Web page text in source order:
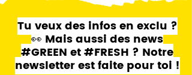
Tu veux des infos en exclu ?
👀 Mais aussi des news
#GREEN et #FRESH ? Notre
newsletter est faite pour toi !